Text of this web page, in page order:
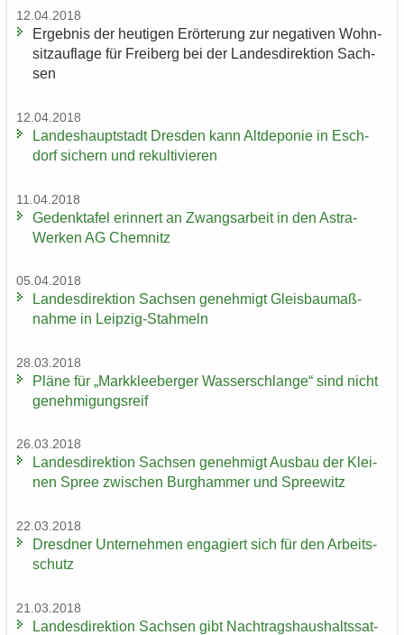
12.04.2018
Er­geb­nis der heu­ti­gen Er­ör­te­rung zur ne­ga­ti­ven Wohn­
sitz­auf­la­ge für Frei­berg bei der Lan­des­di­rek­ti­on Sach­
sen
12.04.2018
Lan­des­haupt­stadt Dres­den kann Alt­de­po­nie in Esch­
dorf si­chern und re­kul­ti­vie­ren
11.04.2018
Ge­denk­ta­fel er­in­nert an Zwangs­ar­beit in den Astra-​
Werken AG Chem­nitz
05.04.2018
Lan­des­di­rek­ti­on Sach­sen ge­neh­migt Gleis­bau­maß­
nah­me in Leipzig-​Stahmeln
28.03.2018
Pläne für „Mark­klee­ber­ger Was­ser­schlan­ge“ sind nicht
ge­neh­mi­gungs­reif
26.03.2018
Lan­des­di­rek­ti­on Sach­sen ge­neh­migt Aus­bau der Klei­
nen Spree zwi­schen Burg­ham­mer und Spree­witz
22.03.2018
Dresd­ner Un­ter­neh­men en­ga­giert sich für den Ar­beits­
schutz
21.03.2018
Lan­des­di­rek­ti­on Sach­sen gibt Nach­trags­haus­halts­sat­